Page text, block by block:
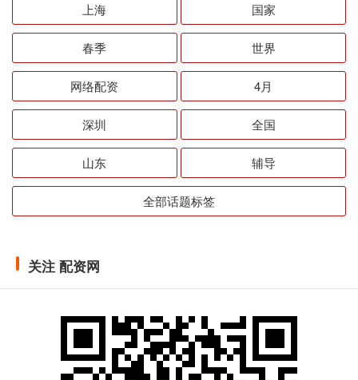
上海 国家
春季 世界
网络配资 4月
深圳 全国
山东 辅导
全部话题标签
关注 配资网